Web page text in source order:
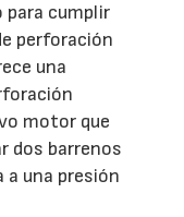
para cumplir
perforación
una
motor que
dos barrenos
a una presión